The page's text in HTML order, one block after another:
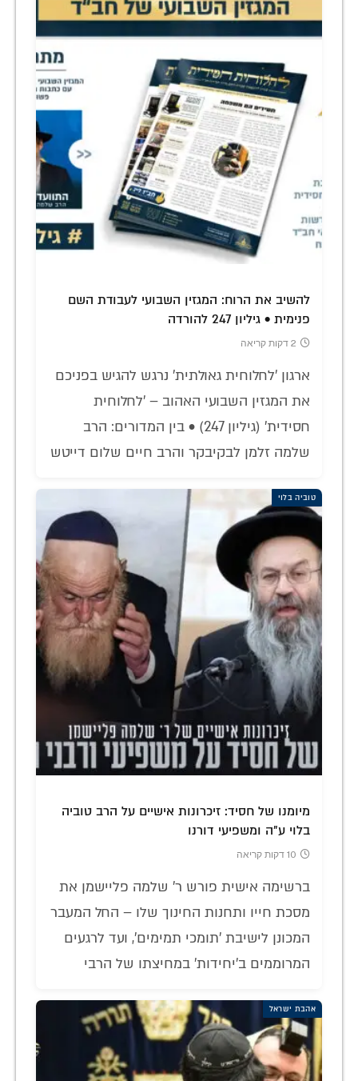
להשיב את הרוח: המגזין השבועי לעבודת השם
פנימית • גיליון 247 להורדה
2 דקות קריאה
ארגון 'לחלוחית גאולתית' נרגש להגיש בפניכם
את המגזין השבועי האהוב – 'לחלוחית
חסידית' (גיליון 247) • בין המדורים: הרב
שלמה זלמן לבקיבקר והרב חיים שלום דייטש
טוביה בלוי
מיומנו של חסיד: זיכרונות אישיים על הרב טוביה
בלוי ע"ה ומשפיעי דורנו
10 דקות קריאה
ברשימה אישית פורש ר' שלמה פליישמן את
מסכת חייו ותחנות החינוך שלו – החל המעבר
המכונן לישיבת 'תומכי תמימים', ועד לרגעים
המרוממים ב'יחידות' במחיצתו של הרבי
אהבת ישראל